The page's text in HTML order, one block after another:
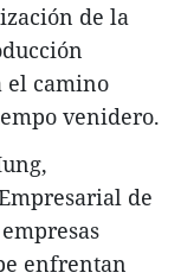
de la
el camino
venidero.
de
enfrentan